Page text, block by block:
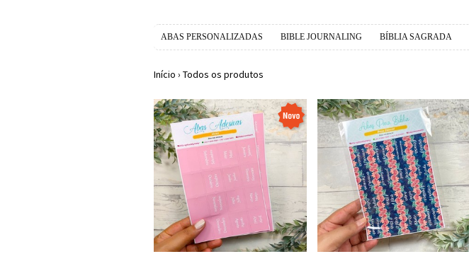
ABAS PERSONALIZADAS BIBLE JOURNALING BÍBLIA SAGRADA
Início › Todos os produtos